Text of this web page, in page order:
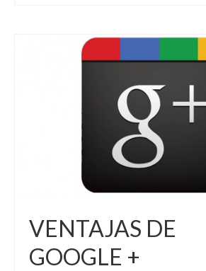
VENTAJAS DE
GOOGLE +